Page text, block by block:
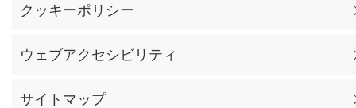
クッキーポリシー
ウェブアクセシビリティ
サイトマップ